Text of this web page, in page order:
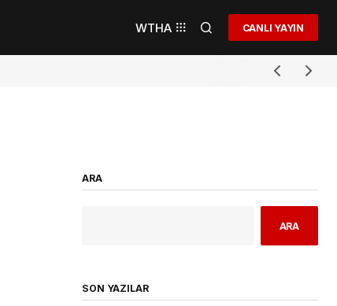
WTHA CANLI YAYIN
ARA
ARA
SON YAZILAR